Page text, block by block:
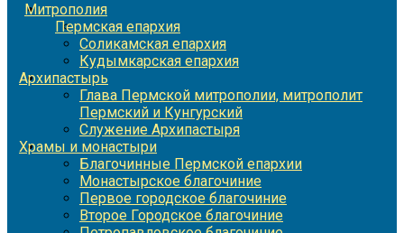
Митрополия
Пермская епархия
Соликамская епархия
Кудымкарская епархия
Архипастырь
Глава Пермской митрополии, митрополит
Пермский и Кунгурский
Служение Архипастыря
Храмы и монастыри
Благочинные Пермской епархии
Монастырское благочиние
Первое городское благочиние
Второе Городское благочиние